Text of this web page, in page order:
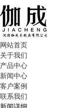
网站首页
关于我们
产品中心
新闻中心
客户案例
联系我们
新闻详细